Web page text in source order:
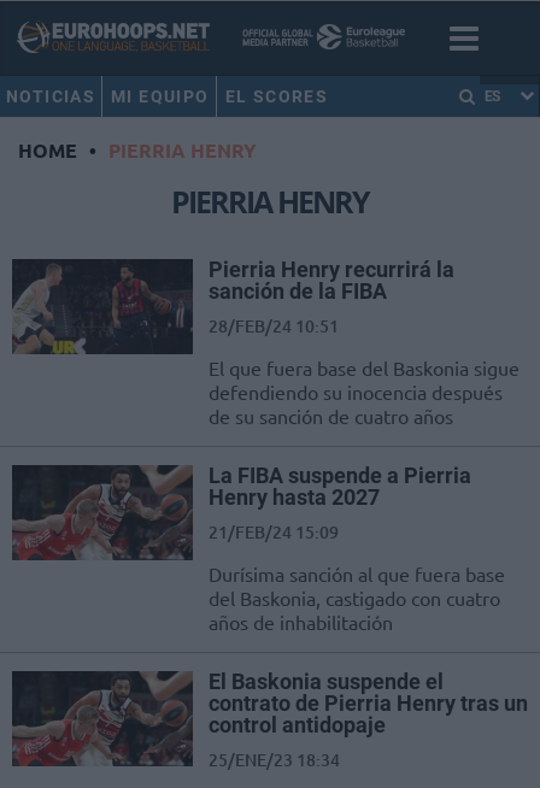
NOTICIAS MI EQUIPO EL SCORES ES
HOME • PIERRIA HENRY
PIERRIA HENRY
Pierria Henry recurrirá la
sanción de la FIBA
28/FEB/24 10:51
El que fuera base del Baskonia sigue
defendiendo su inocencia después
de su sanción de cuatro años
La FIBA suspende a Pierria
Henry hasta 2027
21/FEB/24 15:09
Durísima sanción al que fuera base
del Baskonia, castigado con cuatro
años de inhabilitación
El Baskonia suspende el
contrato de Pierria Henry tras un
control antidopaje
25/ENE/23 18:34